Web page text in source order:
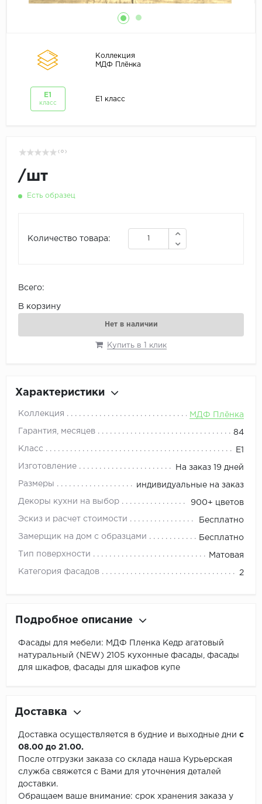
Коллекция
МДФ Плёнка
E1
класс
E1 класс
( 0 )
/шт
Есть образец
Количество товара:
Всего:
В корзину
Нет в наличии
Купить в 1 клик
Характеристики
Коллекция МДФ Плёнка
Гарантия, месяцев 84
Класс E1
Изготовление На заказ 19 дней
Размеры индивидуальные на заказ
Декоры кухни на выбор 900+ цветов
Эскиз и расчет стоимости Бесплатно
Замерщик на дом с образцами Бесплатно
Тип поверхности Матовая
Категория фасадов 2
Подробное описание
Фасады для мебели: МДФ Пленка Кедр агатовый
натуральный (NEW) 2105 кухонные фасады, фасады
для шкафов, фасады для шкафов купе
Доставка
Доставка осуществляется в будние и выходные дни с
08.00 до 21.00.
После отгрузки заказа со склада наша Курьерская
служба свяжется с Вами для уточнения деталей
доставки.
Обращаем ваше внимание: срок хранения заказа у